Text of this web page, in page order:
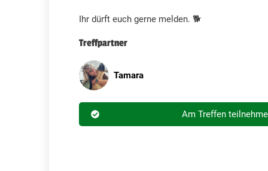
Ihr dürft euch gerne melden. 🐕
Treffpartner
Tamara
Am Treffen